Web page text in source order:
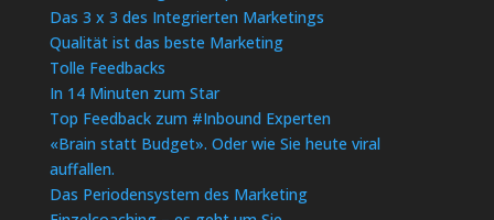
Das 3 x 3 des Integrierten Marketings
Qualität ist das beste Marketing
Tolle Feedbacks
In 14 Minuten zum Star
Top Feedback zum #Inbound Experten
«Brain statt Budget». Oder wie Sie heute viral
auffallen.
Das Periodensystem des Marketing